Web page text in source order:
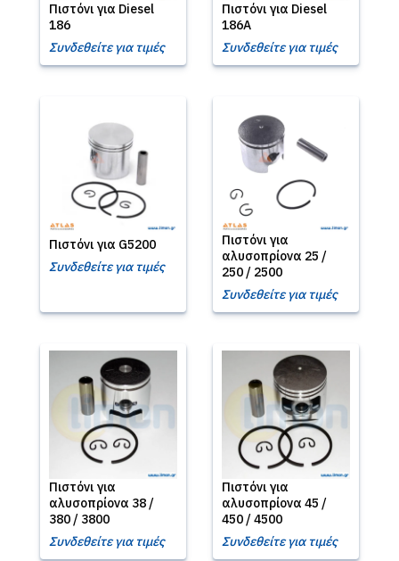
Πιστόνι για Diesel
186
Συνδεθείτε για τιμές
Πιστόνι για Diesel
186Α
Συνδεθείτε για τιμές
Πιστόνι για G5200
Συνδεθείτε για τιμές
Πιστόνι για
αλυσοπρίονα 25 /
250 / 2500
Συνδεθείτε για τιμές
Πιστόνι για
αλυσοπρίονα 38 /
380 / 3800
Συνδεθείτε για τιμές
Πιστόνι για
αλυσοπρίονα 45 /
450 / 4500
Συνδεθείτε για τιμές